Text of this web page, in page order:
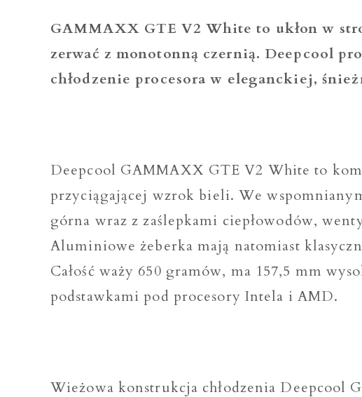
GAMMAXX GTE V2 White to ukłon w
zerwać z monotonną czernią. Deepcool
chłodzenie procesora w eleganckiej,
Deepcool GAMMAXX GTE V2 White to
przyciągającej wzrok bieli. We
górna wraz z zaślepkami ciepłowodów,
Aluminiowe żeberka mają natomiast
Całość waży 650 gramów, ma 157,5 mm
podstawkami pod procesory Intela i AMD.
Wieżowa konstrukcja chłodzenia Deepcool